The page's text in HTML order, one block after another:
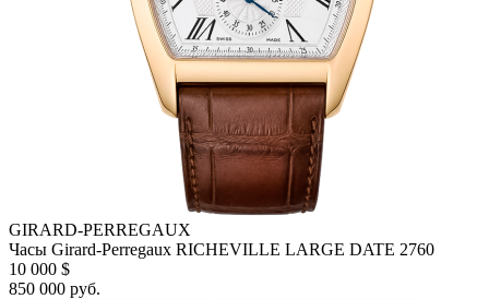
GIRARD-PERREGAUX
Часы Girard-Perregaux RICHEVILLE LARGE DATE 2760
10 000 $
850 000 руб.